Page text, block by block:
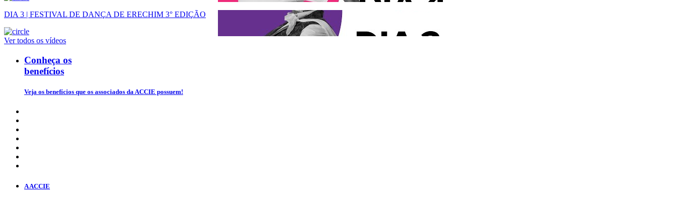
DIA 3 | FESTIVAL DE DANÇA DE ERECHIM 3° EDIÇÃO
Ver todos os vídeos
Conheça os
benefícios
Veja os benefícios que os associados da ACCIE possuem!
A ACCIE